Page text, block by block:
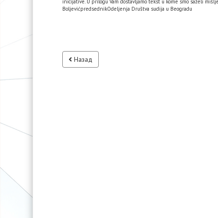
inicijative. U prilogu Vam dostavljamo tekst u kome smo saželi
BoljevićpredsednikOdeljenja Društva sudija u Beogradu
Назад